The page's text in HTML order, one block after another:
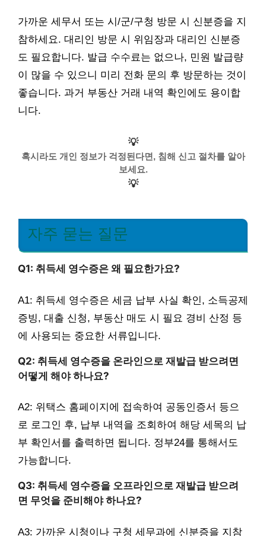
가까운 세무서 또는 시/군/구청 방문 시 신분증을 지
참하세요. 대리인 방문 시 위임장과 대리인 신분증
도 필요합니다. 발급 수수료는 없으나, 민원 발급량
이 많을 수 있으니 미리 전화 문의 후 방문하는 것이
좋습니다. 과거 부동산 거래 내역 확인에도 용이합
니다.
💡
혹시라도 개인 정보가 걱정된다면, 침해 신고 절차를 알아
보세요.
💡
자주 묻는 질문
Q1: 취득세 영수증은 왜 필요한가요?
A1: 취득세 영수증은 세금 납부 사실 확인, 소득공제
증빙, 대출 신청, 부동산 매도 시 필요 경비 산정 등
에 사용되는 중요한 서류입니다.
Q2: 취득세 영수증을 온라인으로 재발급 받으려면
어떻게 해야 하나요?
A2: 위택스 홈페이지에 접속하여 공동인증서 등으
로 로그인 후, 납부 내역을 조회하여 해당 세목의 납
부 확인서를 출력하면 됩니다. 정부24를 통해서도
가능합니다.
Q3: 취득세 영수증을 오프라인으로 재발급 받으려
면 무엇을 준비해야 하나요?
A3: 가까운 시청이나 구청 세무과에 신분증을 지참